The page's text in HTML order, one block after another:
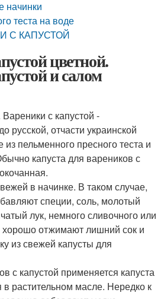
начинки
теста на воде
С КАПУСТОЙ
цветной.
и салом
Вареники с капустой -
русской, отчасти украинской
из пельменного пресного теста и
капуста для вареников с
в начинке. В таком случае,
специи, соль, молотый
лук, немного сливочного или
хорошо отжимают лишний сок и
из свежей капусты для
с капустой применяется капуста
растительном масле. Нередко к